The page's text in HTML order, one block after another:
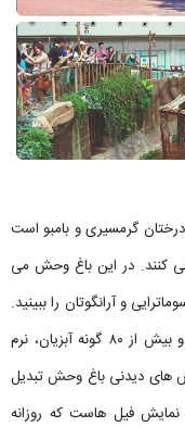
گرمسیری و بامبو است
کنند. در این باغ وحش می
و آرانگوتان را ببینید.
همچنین در این مجموعه آکواریومی نیز قرار دارد و بیش از ۸۰ گونه آبزیان، نرم
های دیدنی باغ وحش تبدیل
فیل هاست که روزانه